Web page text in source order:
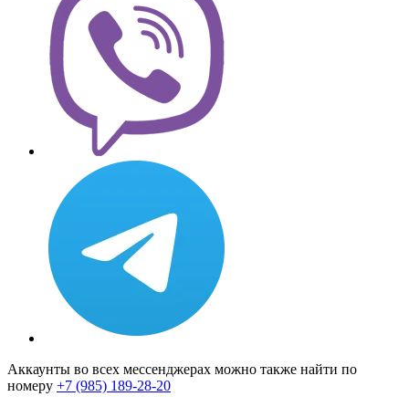
Аккаунты во всех мессенджерах можно также найти по
номеру +7 (985) 189-28-20